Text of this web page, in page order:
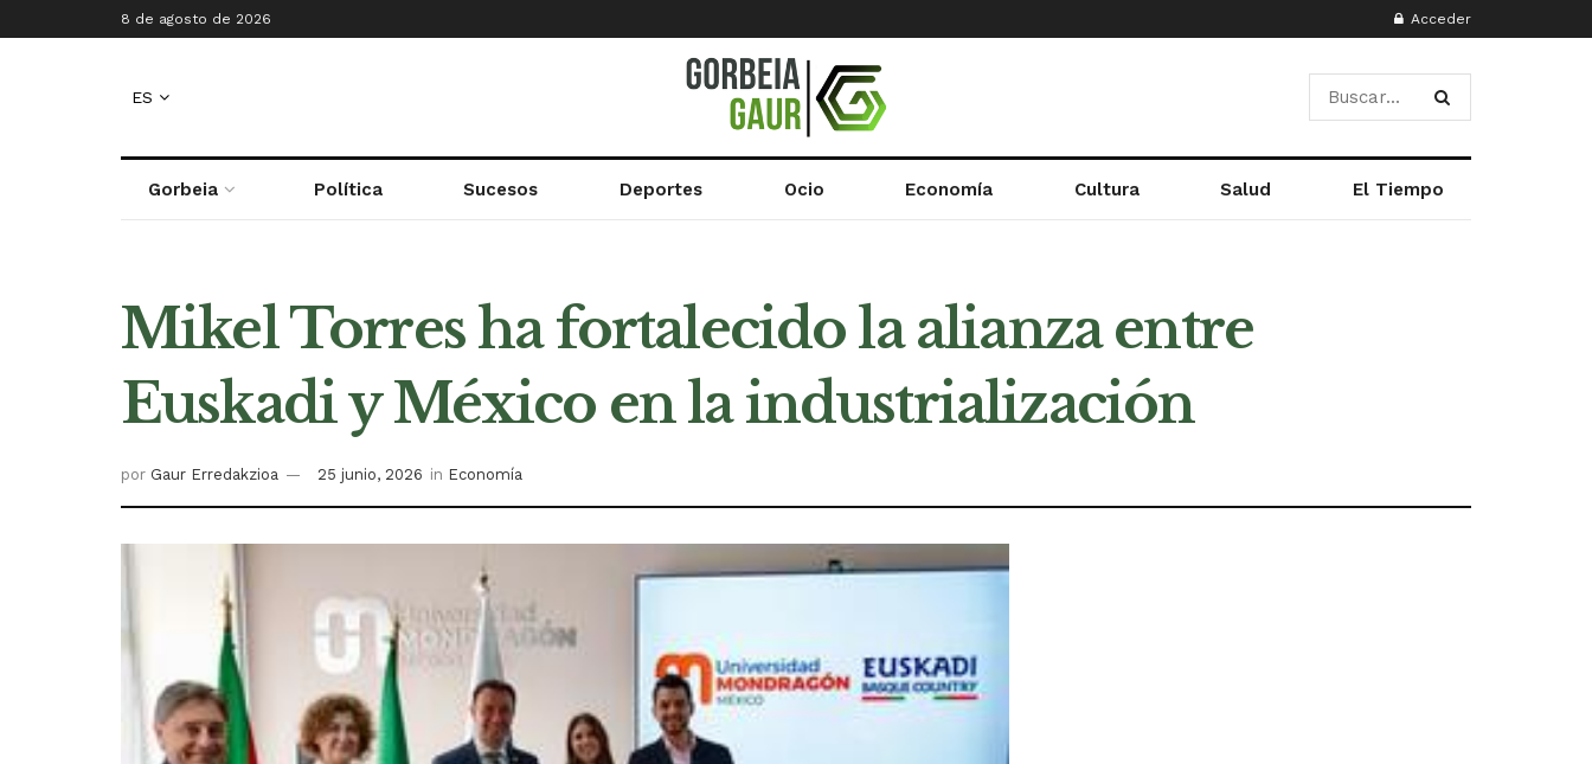
8 de agosto de 2026 Acceder
ES
Gorbeia Política Sucesos Deportes Ocio Economía Cultura Salud El Tiempo
Mikel Torres ha fortalecido la alianza entre
Euskadi y México en la industrialización
por Gaur Erredakzioa 25 junio, 2026 in Economía